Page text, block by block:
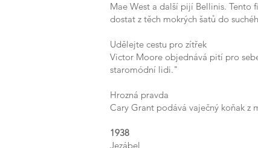
Mae West a další pijí Bellinis. Tento
dostat z těch mokrých šatů do
Udělejte cestu pro zítřek
Victor Moore objednává pití pro
staromódní lidi."
Hrozná pravda
Cary Grant podává vaječný koňak z
1938
Jezábel